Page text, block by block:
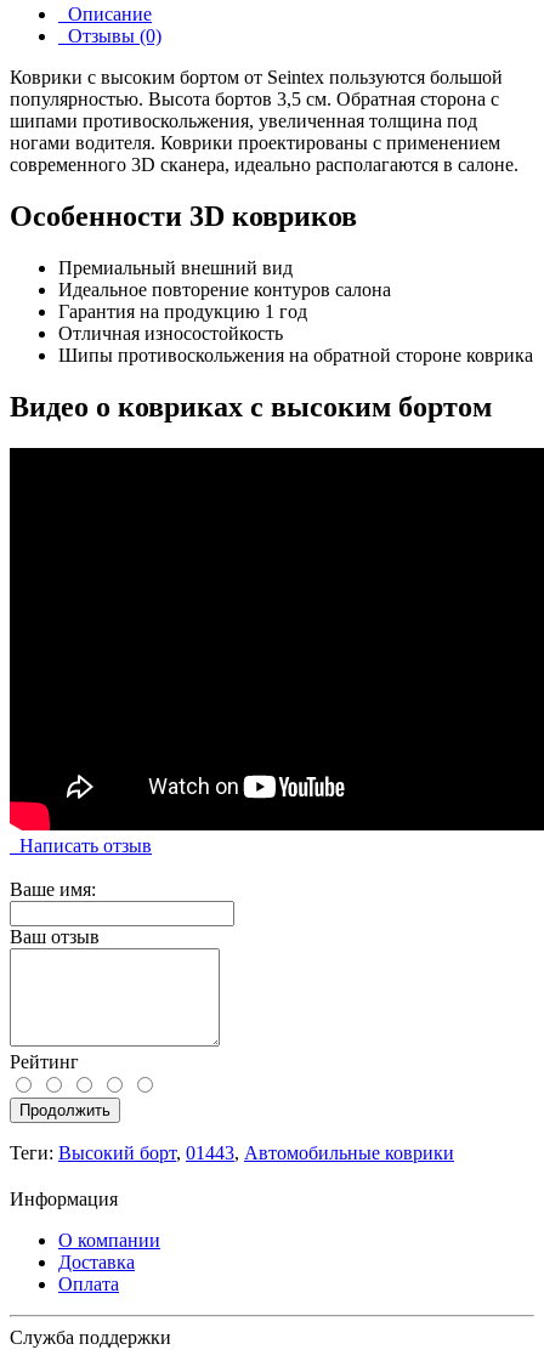
Описание
Отзывы (0)
Коврики с высоким бортом от Seintex пользуются большой
популярностью. Высота бортов 3,5 см. Обратная сторона с
шипами противоскольжения, увеличенная толщина под
ногами водителя. Коврики проектированы с применением
современного 3D сканера, идеально располагаются в салоне.
Особенности 3D ковриков
Премиальный внешний вид
Идеальное повторение контуров салона
Гарантия на продукцию 1 год
Отличная износостойкость
Шипы противоскольжения на обратной стороне коврика
Видео о ковриках с высоким бортом
Написать отзыв
Ваше имя:
Ваш отзыв
Рейтинг
Продолжить
Теги: Высокий борт, 01443, Автомобильные коврики
Информация
О компании
Доставка
Оплата
Служба поддержки